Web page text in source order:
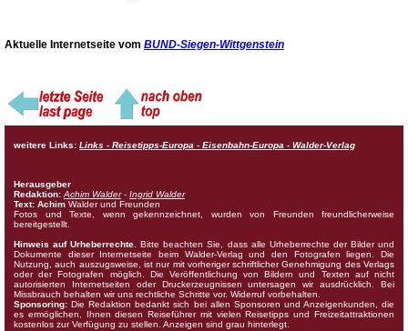
Aktuelle Internetseite vom BUND-Siegen-Wittgenstein
weitere Links: Links - Reisetipps-Europa - Eisenbahn-Europa - Walder-Verlag
Herausgeber
Redaktion:Achim Walder- Ingrid Walder
Text: Achim Walder und Freunden
Fotos und Texte, wenn gekennzeichnet, wurden von Freunden freundlicherweise
bereitgestellt.
Hinweis auf Urheberrechte. Bitte beachten Sie, dass alle Urheberrechte der Bilder und
Dokumente dieser Internetseite beim Walder-Verlag und den Fotografen liegen. Die
Nutzung, auch auszugsweise, ist nur mit vorheriger schriftlicher Genehmigung des Verlags
oder der Fotografen möglich. Die Veröffentlichung von Bildern und Texten auf nicht
autorisierten Internetseiten oder Druckerzeugnissen untersagen wir ausdrücklich. Bei
Missbrauch behalten wir uns rechtliche Schritte vor. Widerruf vorbehalten.
Sponsoring: Die Redaktion bedankt sich bei allen Sponsoren und Anzeigenkunden, die
es ermöglichen, Ihnen diesen Reiseführer mit vielen Reisetipps und Freizeitattraktionen
kostenlos zur Verfügung zu stellen. Anzeigen sind grau hinterlegt.